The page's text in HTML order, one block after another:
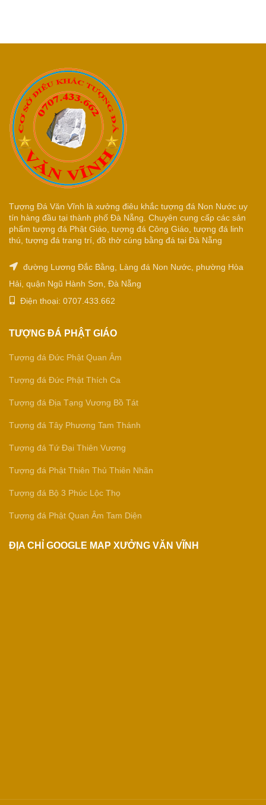
Tượng Đá Văn Vĩnh là xưởng điêu khắc tượng đá Non Nước uy
tín hàng đầu tại thành phố Đà Nẵng. Chuyên cung cấp các sản
phẩm tượng đá Phật Giáo, tượng đá Công Giáo, tượng đá linh
thú, tượng đá trang trí, đồ thờ cúng bằng đá tại Đà Nẵng
đường Lương Đắc Bằng, Làng đá Non Nước, phường Hòa
Hải, quận Ngũ Hành Sơn, Đà Nẵng
Điện thoại: 0707.433.662
TƯỢNG ĐÁ PHẬT GIÁO
Tượng đá Đức Phật Quan Âm
Tượng đá Đức Phật Thích Ca
Tượng đá Địa Tạng Vương Bồ Tát
Tượng đá Tây Phương Tam Thánh
Tượng đá Tứ Đại Thiên Vương
Tượng đá Phật Thiên Thủ Thiên Nhãn
Tượng đá Bộ 3 Phúc Lộc Thọ
Tượng đá Phật Quan Âm Tam Diện
ĐỊA CHỈ GOOGLE MAP XƯỞNG VĂN VĨNH